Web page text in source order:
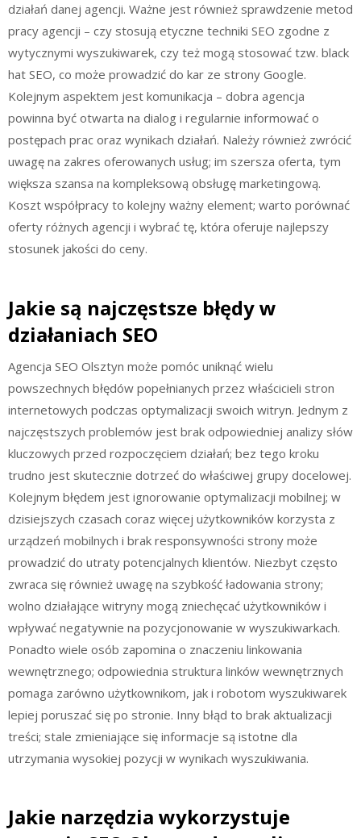
działań danej agencji. Ważne jest również sprawdzenie metod
pracy agencji – czy stosują etyczne techniki SEO zgodne z
wytycznymi wyszukiwarek, czy też mogą stosować tzw. black
hat SEO, co może prowadzić do kar ze strony Google.
Kolejnym aspektem jest komunikacja – dobra agencja
powinna być otwarta na dialog i regularnie informować o
postępach prac oraz wynikach działań. Należy również zwrócić
uwagę na zakres oferowanych usług; im szersza oferta, tym
większa szansa na kompleksową obsługę marketingową.
Koszt współpracy to kolejny ważny element; warto porównać
oferty różnych agencji i wybrać tę, która oferuje najlepszy
stosunek jakości do ceny.
Jakie są najczęstsze błędy w
działaniach SEO
Agencja SEO Olsztyn może pomóc uniknąć wielu
powszechnych błędów popełnianych przez właścicieli stron
internetowych podczas optymalizacji swoich witryn. Jednym z
najczęstszych problemów jest brak odpowiedniej analizy słów
kluczowych przed rozpoczęciem działań; bez tego kroku
trudno jest skutecznie dotrzeć do właściwej grupy docelowej.
Kolejnym błędem jest ignorowanie optymalizacji mobilnej; w
dzisiejszych czasach coraz więcej użytkowników korzysta z
urządzeń mobilnych i brak responsywności strony może
prowadzić do utraty potencjalnych klientów. Niezbyt często
zwraca się również uwagę na szybkość ładowania strony;
wolno działające witryny mogą zniechęcać użytkowników i
wpływać negatywnie na pozycjonowanie w wyszukiwarkach.
Ponadto wiele osób zapomina o znaczeniu linkowania
wewnętrznego; odpowiednia struktura linków wewnętrznych
pomaga zarówno użytkownikom, jak i robotom wyszukiwarek
lepiej poruszać się po stronie. Inny błąd to brak aktualizacji
treści; stale zmieniające się informacje są istotne dla
utrzymania wysokiej pozycji w wynikach wyszukiwania.
Jakie narzędzia wykorzystuje